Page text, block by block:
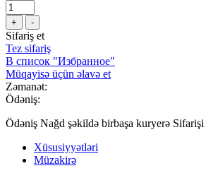
+ -
Sifariş et
Tez sifariş
В список "Избранное"
Müqayisə üçün əlavə et
Zəmanət:
Ödəniş:
Ödəniş Nağd şəkildə birbaşa kuryerə
Xüsusiyyətləri
Müzakirə